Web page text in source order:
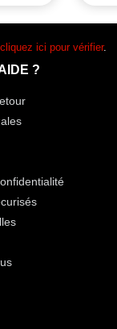
cliquez ici pour vérifier.
?